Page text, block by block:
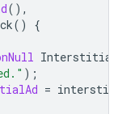
(),
()
{
);
=